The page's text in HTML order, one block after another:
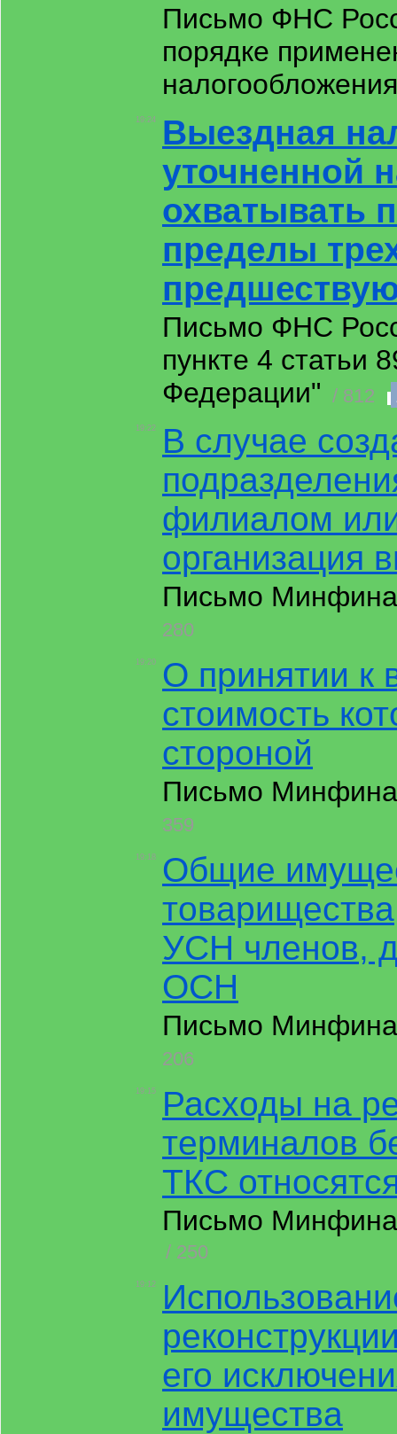
Письмо ФНС
порядке
19:24
Выездная
уточненной
охватывать
пределы
Письмо ФНС
пункте 4 статьи
Федерации" / 812
19:22
В случае
филиалом
организация
Письмо Минфина
280
19:20
О принятии к
стоимость
стороной
Письмо Минфина
359
19:18
Общие
УСН членов,
ОСН
Письмо Минфина
206
19:15
Расходы на
терминалов
ТКС
Письмо Минфина
/ 250
19:12
его
имущества